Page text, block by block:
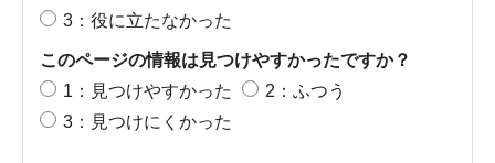
3：役に立たなかった
このページの情報は見つけやすかったですか？
1：見つけやすかった
2：ふつう
3：見つけにくかった